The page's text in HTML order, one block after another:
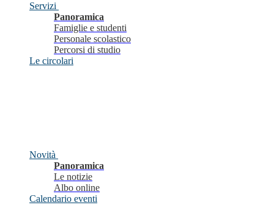
Servizi
Panoramica
Famiglie e studenti
Personale scolastico
Percorsi di studio
Le circolari
Novità
Panoramica
Le notizie
Albo online
Calendario eventi